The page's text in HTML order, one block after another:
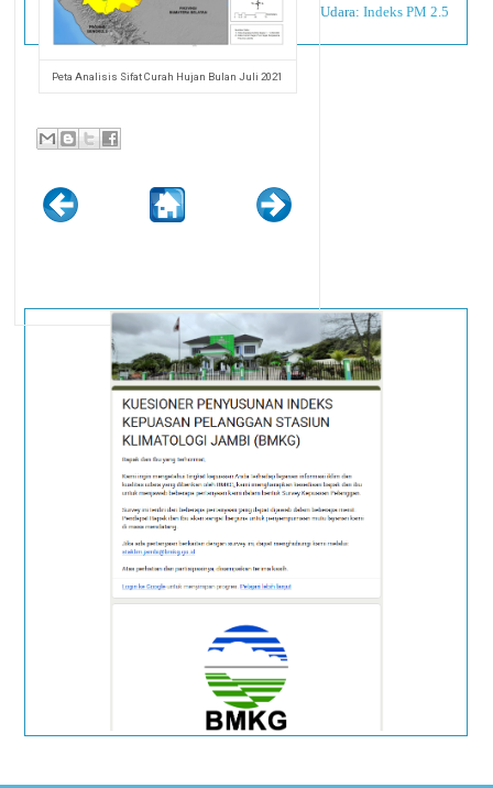
Peta Analisis Sifat Curah Hujan Bulan Juli 2021
Udara: Indeks PM 2.5